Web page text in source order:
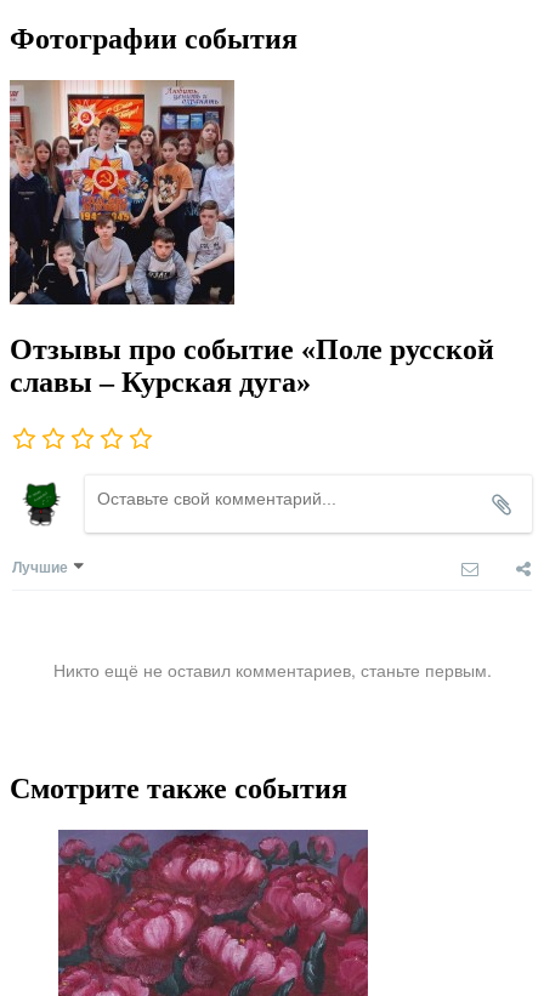
Фотографии события
Отзывы про событие «Поле русской
славы – Курская дуга»
Лучшие
Никто ещё не оставил комментариев, станьте первым.
Смотрите также события